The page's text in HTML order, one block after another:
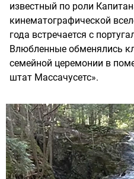
известный по роли
кинематографической
года встречается с
Влюбленные обменялись
семейной церемонии в
штат Массачусетс».